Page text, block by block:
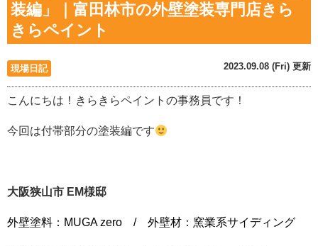
装編」｜富田林市の外壁塗装専門店きら
きらペイント
現場日記 2023.09.08 (Fri) 更新
こんにちは！きらきらペイントの事務員です！
今回は付帯部分の塗装編です
大阪狭山市 EM様邸
外壁塗料：MUGA zero / 外壁材：窯業系サイディング